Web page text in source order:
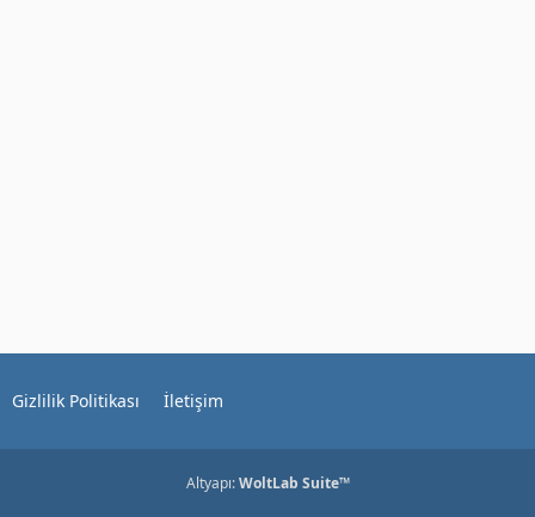
Gizlilik Politikası İletişim
Altyapı:WoltLab Suite™